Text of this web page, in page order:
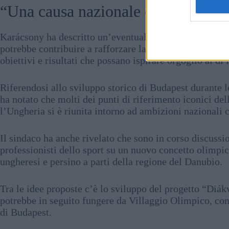
“Una causa nazionale condivisa
Karácsony ha descritto un’eventuale Olimpiade di
potrebbe contribuire a rafforzare la coesione sociale
obiettivi e risultati che possano ispirare orgoglio al
Riferendosi allo sviluppo storico di Budapest
ha notato che molti dei punti di riferimento iconici
l’Ungheria si è riunita intorno ad ambizioni nazionali
Il sindaco ha anche rivelato che sono in corso
professionisti dello sport su un nuovo concetto
ungheresi e persino a parti della regione del Danubio.
Tra le idee proposte c’è lo sviluppo del progetto
potrebbe in seguito fungere da Villaggio Olimpico,
di Budapest.